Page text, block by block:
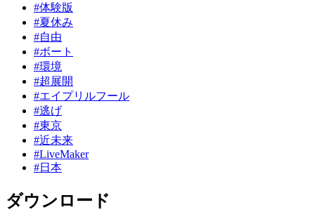
#体験版
#夏休み
#自由
#ボート
#環境
#超展開
#エイプリルフール
#逃げ
#東京
#近未来
#LiveMaker
#日本
ダウンロード